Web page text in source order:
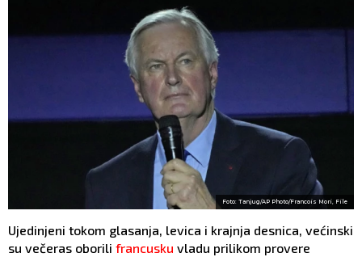
Foto: Tanjug/AP Photo/Francois Mori, File
Ujedinjeni tokom glasanja, levica i krajnja desnica, većinski
su večeras oborili francusku vladu prilikom provere